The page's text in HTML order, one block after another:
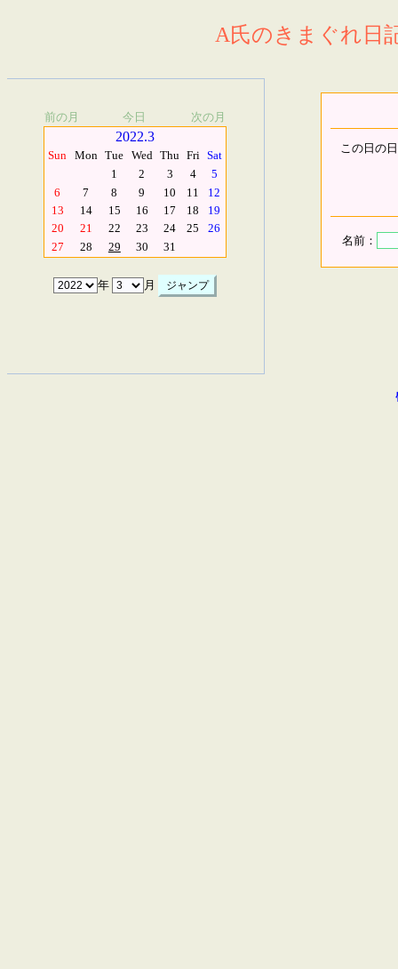
A氏のきまぐれ日
前の月 今日 次の月
2022.3
Sun Mon Tue Wed Thu Fri Sat
1
2 3 4
5
6
7 8 9 10 11
12
13
14 15 16 17 18
19
20
21 22 23 24 25
26
27
28 29 30 31
年 月
この日の
名前：